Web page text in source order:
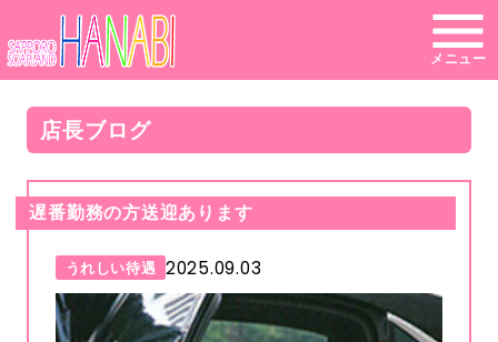
メニュー
店長ブログ
遅番勤務の方送迎あります
うれしい待遇 2025.09.03